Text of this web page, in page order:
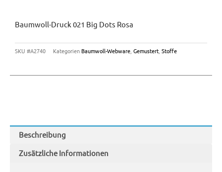
Baumwoll-Druck 021 Big Dots Rosa
SKU #A2740 Kategorien Baumwoll-Webware Gemustert Stoffe
Beschreibung
Zusätzliche Informationen